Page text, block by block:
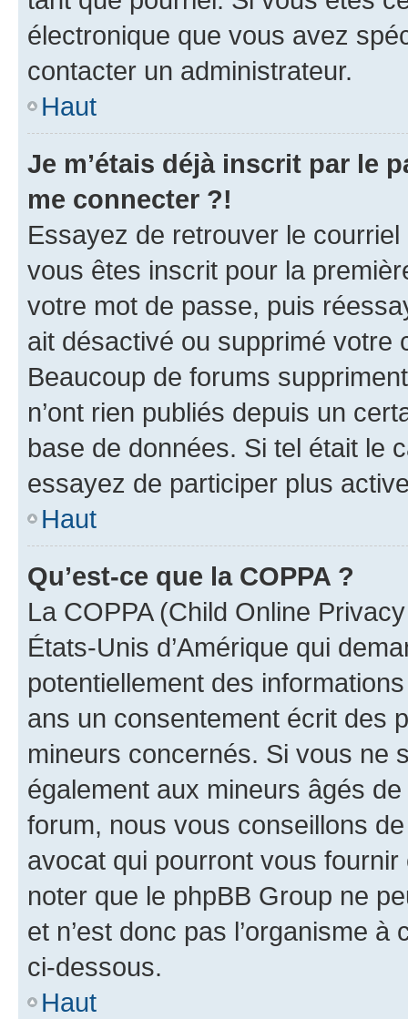
électronique que vous avez
contacter un administrateur.
Haut
Je m’étais déjà inscrit par le
me connecter ?!
Essayez de retrouver le
vous êtes inscrit pour la
votre mot de passe, puis
ait désactivé ou supprimé votre
Beaucoup de forums
n’ont rien publiés depuis un
base de données. Si tel était le
essayez de participer plus
Haut
Qu’est-ce que la COPPA ?
La COPPA (Child Online
États-Unis d’Amérique qui
potentiellement des
ans un consentement écrit des
mineurs concernés. Si vous ne
également aux mineurs âgés
forum, nous vous conseillons
avocat qui pourront vous
noter que le phpBB Group ne
et n’est donc pas l’organisme
ci-dessous.
Haut